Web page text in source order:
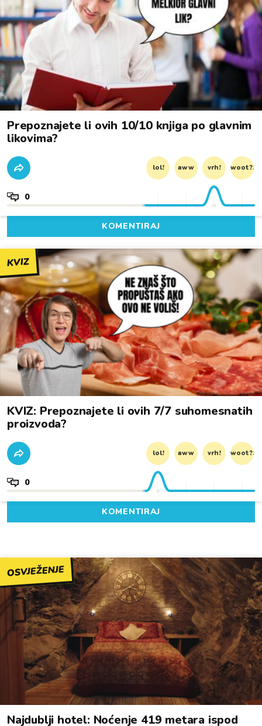
Prepoznajete li ovih 10/10 knjiga po glavnim
likovima?
lol! aww vrh! woot?!
0
KOMENTIRAJ
KVIZ
KVIZ: Prepoznajete li ovih 7/7 suhomesnatih
proizvoda?
lol! aww vrh! woot?!
0
KOMENTIRAJ
OSVJEŽENJE
Najdublji hotel: Noćenje 419 metara ispod